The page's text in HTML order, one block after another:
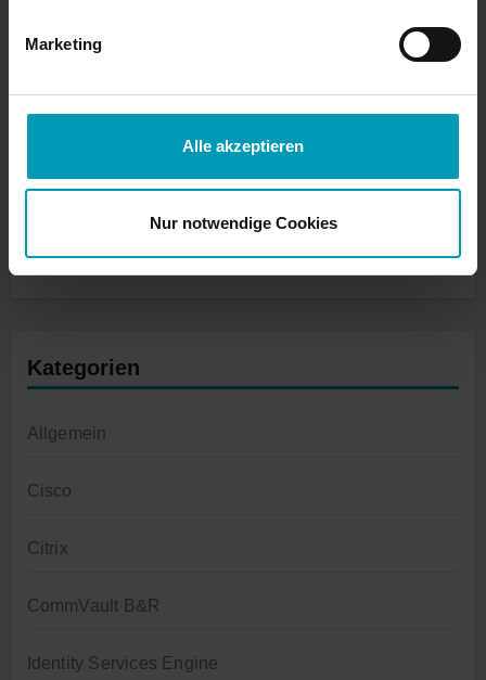
Marketing
Alle akzeptieren
Nur notwendige Cookies
September 2023
August 2023
Kategorien
Allgemein
Cisco
Citrix
CommVault B&R
Identity Services Engine